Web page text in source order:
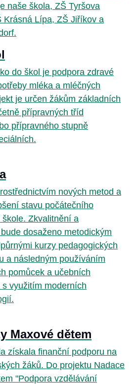
naše škola, ZŠ Tyršova
Krásná Lípa, ZŠ Jiříkov a
do škol je podpora zdravé
mléka a mléčných
je určen žákům základních
přípravných tříd
přípravného stupně
nových metod a
stavu počátečního
Zkvalitnění a
dosaženo metodickým
kurzy pedagogických
a následným používáním
pomůcek a učebních
využitím moderních
Maxové dětem
získala finanční podporu na
žáků. Do projektu Nadace
"Podpora vzdělávání